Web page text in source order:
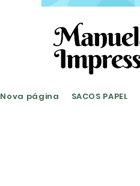
Nova página SACOS PAPEL